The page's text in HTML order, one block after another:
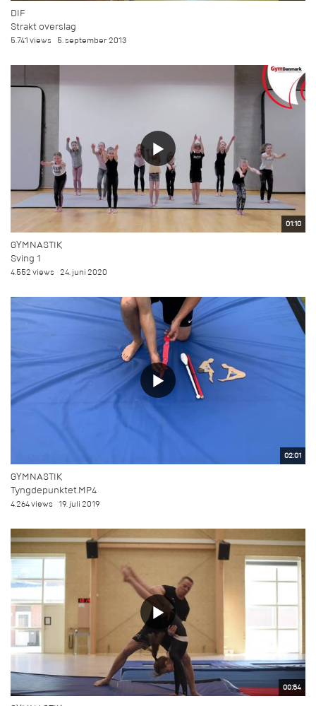
DIF
Strakt overslag
5.741 views 5. september 2013
01:10
GYMNASTIK
Sving 1
4.552 views 24. juni 2020
02:01
GYMNASTIK
Tyngdepunktet.MP4
4.264 views 19. juli 2019
00:54